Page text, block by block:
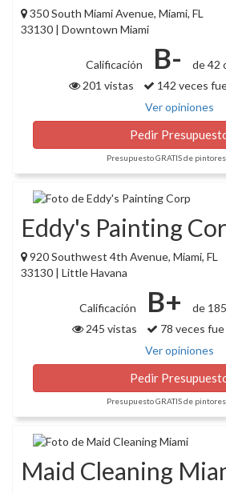
350 South Miami Avenue, Miami, FL
33130 | Downtown Miami
Calificación B-
de 42
201 vistas
142 veces
Ver opiniones
Pedir
Presupuesto GRATIS de
Eddy's Painting
920 Southwest 4th Avenue, Miami, FL
33130 | Little Havana
Calificación B+
de
245 vistas
78 veces
Ver opiniones
Pedir
Presupuesto GRATIS de
Maid Cleaning